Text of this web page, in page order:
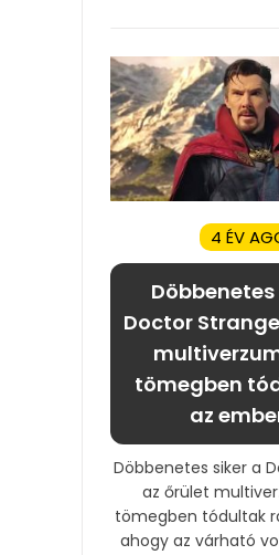
4 ÉV
Döbbenetes
Doctor
tömegben
az
Döbbenetes siker a
az őrület
tömegben tódultak
ahogy az várható